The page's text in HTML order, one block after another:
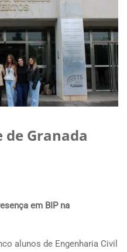
de Granada
em BIP na
alunos de Engenharia Civil